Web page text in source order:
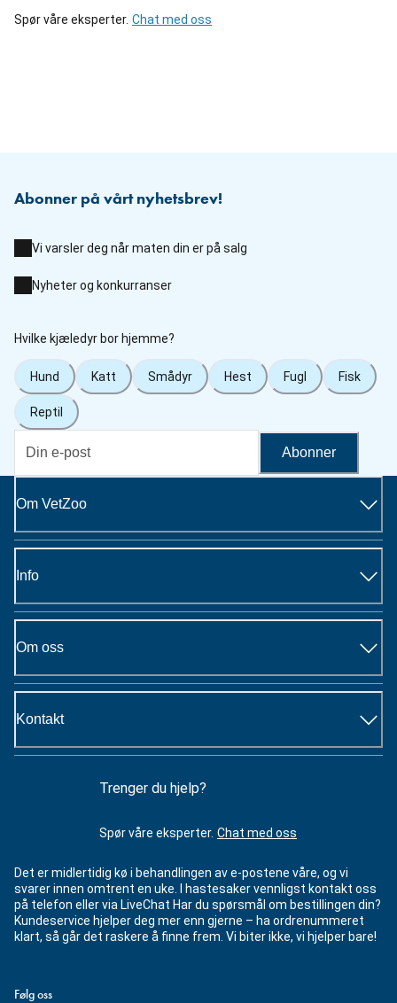
Spør våre eksperter. Chat med oss
Abonner på vårt nyhetsbrev!
Vi varsler deg når maten din er på salg
Nyheter og konkurranser
Hvilke kjæledyr bor hjemme?
Hund Katt Smådyr Hest Fugl Fisk
Reptil
Abonner
Om VetZoo
Info
Om oss
Kontakt
Trenger du hjelp?
Spør våre eksperter. Chat med oss
Det er midlertidig kø i behandlingen av e-postene våre, og vi
svarer innen omtrent en uke. I hastesaker vennligst kontakt oss
på telefon eller via LiveChat Har du spørsmål om bestillingen din?
Kundeservice hjelper deg mer enn gjerne – ha ordrenummeret
klart, så går det raskere å finne frem. Vi biter ikke, vi hjelper bare!
Følg oss